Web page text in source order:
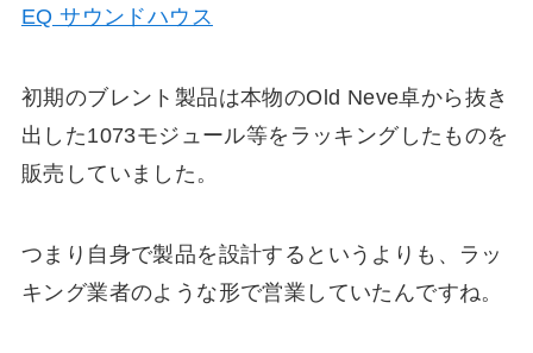
EQ サウンドハウス
初期のブレント製品は本物のOld Neve卓から抜き
出した1073モジュール等をラッキングしたものを
販売していました。
つまり自身で製品を設計するというよりも、ラッ
キング業者のような形で営業していたんですね。